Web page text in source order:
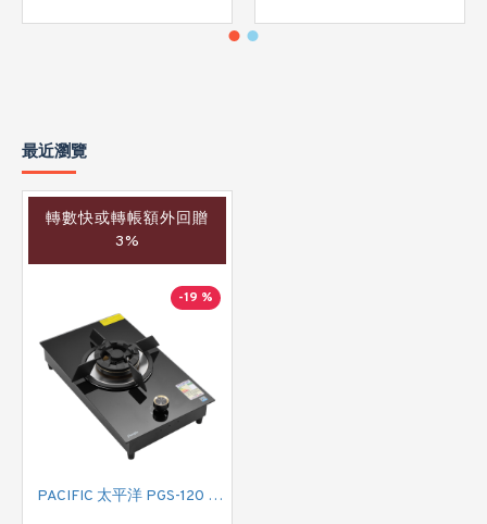
最近瀏覽
轉數快或轉帳額外回贈
3%
-19 %
PACIFIC 太平洋 PGS-120 LPG 嵌入式單頭石油氣煮食爐